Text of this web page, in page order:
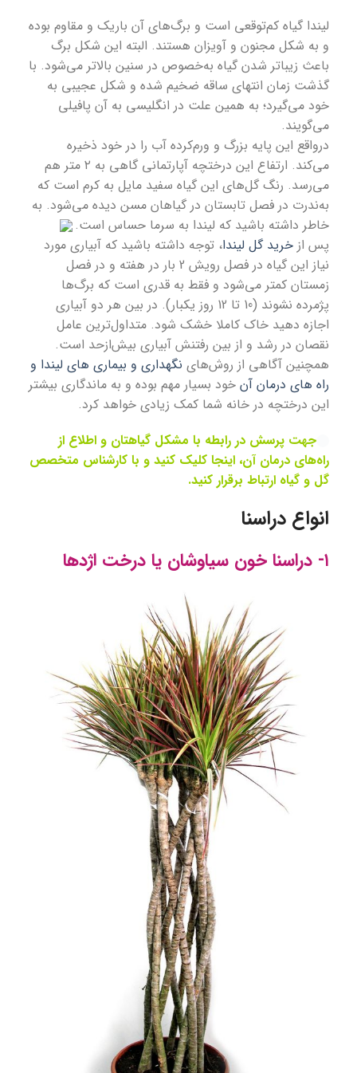
لیندا گیاه کم‌توقعی است و برگ‌های آن باریک و مقاوم بوده
و به شکل مجنون و آویزان هستند. البته این شکل برگ
باعث زیباتر شدن گیاه به‌خصوص در سنین بالاتر می‌شود. با
گذشت زمان انتهای ساقه ضخیم شده و شکل عجیبی به
خود می‌گیرد؛ به همین علت در انگلیسی به آن پافیلی
می‌گویند.
درواقع این پایه بزرگ و ورم‌کرده آب را در خود ذخیره
می‌کند. ارتفاع این درختچه آپارتمانی گاهی به ۲ متر هم
می‌رسد. رنگ گل‌های این گیاه سفید مایل به کرم است که
به‌ندرت در فصل تابستان در گیاهان مسن دیده می‌شود. به
خاطر داشته باشید که لیندا به سرما حساس است.
پس از خرید گل لیندا، توجه داشته باشید که آبیاری مورد
نیاز این گیاه در فصل رویش 2 بار در هفته و در فصل
زمستان کمتر می‌شود و فقط به ‌قدری است که ‌برگ‌ها
پژمرده نشوند (10 تا 12 روز یکبار). در بین هر دو آبیاری
اجازه دهید خاک کاملا خشک شود. متداول‌ترین عامل
نقصان در رشد و از بین رفتنش آبیاری بیش‌ازحد است.
همچنین آگاهی از روش‌های نگهداری و بیماری های لیندا و
راه های درمان آن خود بسیار مهم بوده و به ماندگاری بیشتر
این درختچه در خانه شما کمک زیادی خواهد کرد.
جهت پرسش در رابطه با مشکل گیاهتان و اطلاع از
راه‌های درمان آن، اینجا کلیک کنید و با کارشناس متخصص
گل و گیاه ارتباط برقرار کنید.
انواع دراسنا
۱- دراسنا خون سیاوشان یا درخت اژدها